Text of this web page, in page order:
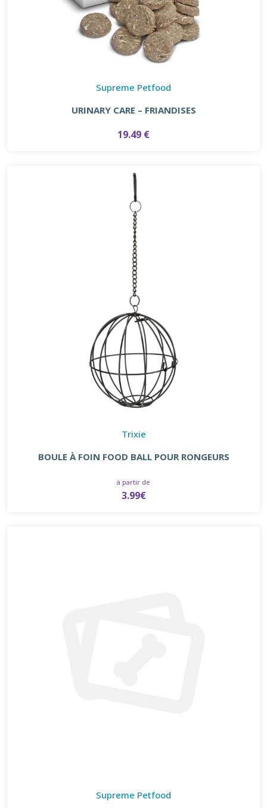
Supreme Petfood
URINARY CARE – FRIANDISES
19.49 €
Trixie
BOULE À FOIN FOOD BALL POUR RONGEURS
à partir de
3.99€
Supreme Petfood